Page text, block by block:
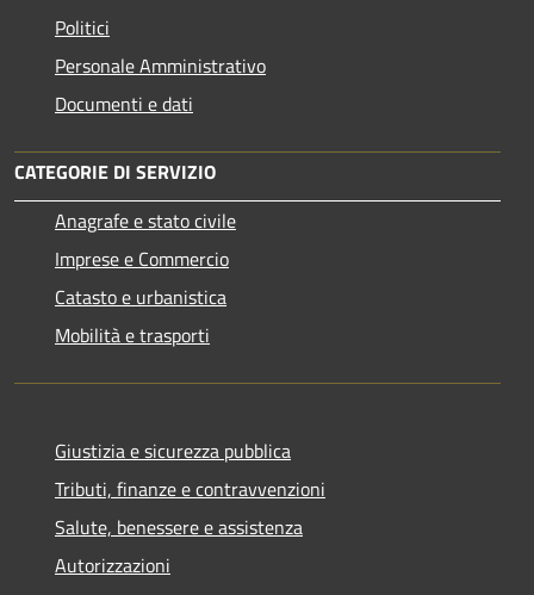
Politici
Personale Amministrativo
Documenti e dati
CATEGORIE DI SERVIZIO
Anagrafe e stato civile
Imprese e Commercio
Catasto e urbanistica
Mobilità e trasporti
Giustizia e sicurezza pubblica
Tributi, finanze e contravvenzioni
Salute, benessere e assistenza
Autorizzazioni